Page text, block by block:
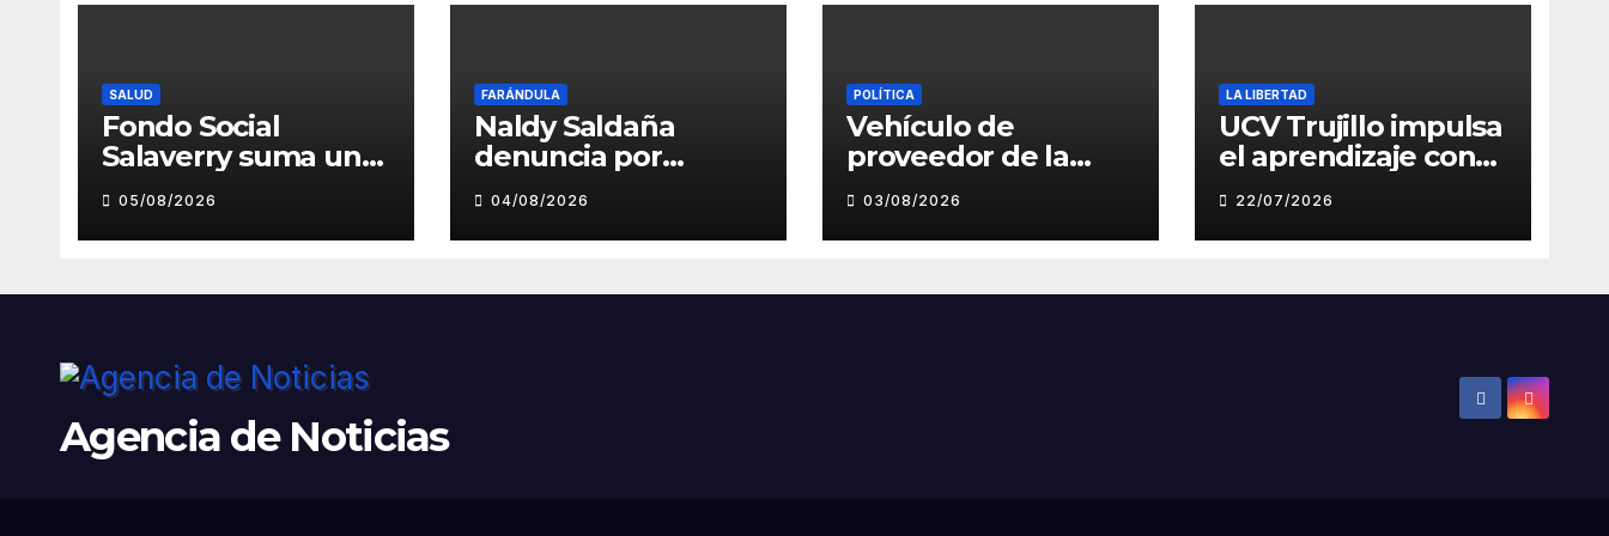
SALUD
Fondo Social
Salaverry suma un
nuevo esfuerzo
para fortalecer la
atención en el
Salaverry
05/08/2026
FARÁNDULA
Naldy Saldaña
denuncia por
presuntos
tocamientos
indebidos a director
Luz
04/08/2026
POLÍTICA
Vehículo de
proveedor de la
Municipalidad de
Víctor Larco
aparece con
campaña de León
03/08/2026
LA LIBERTAD
UCV Trujillo impulsa
el aprendizaje con
inteligencia artificial
a través de Google
Gemini
22/07/2026
Agencia de Noticias